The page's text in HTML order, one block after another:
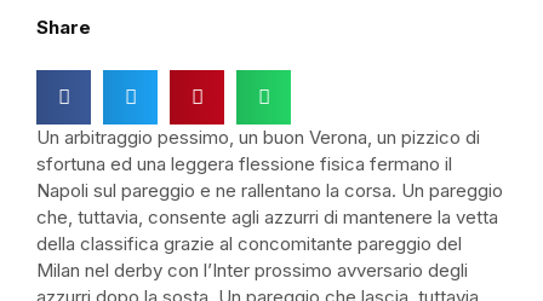
Share
Un arbitraggio pessimo, un buon Verona, un pizzico di
sfortuna ed una leggera flessione fisica fermano il
Napoli sul pareggio e ne rallentano la corsa. Un pareggio
che, tuttavia, consente agli azzurri di mantenere la vetta
della classifica grazie al concomitante pareggio del
Milan nel derby con l’Inter prossimo avversario degli